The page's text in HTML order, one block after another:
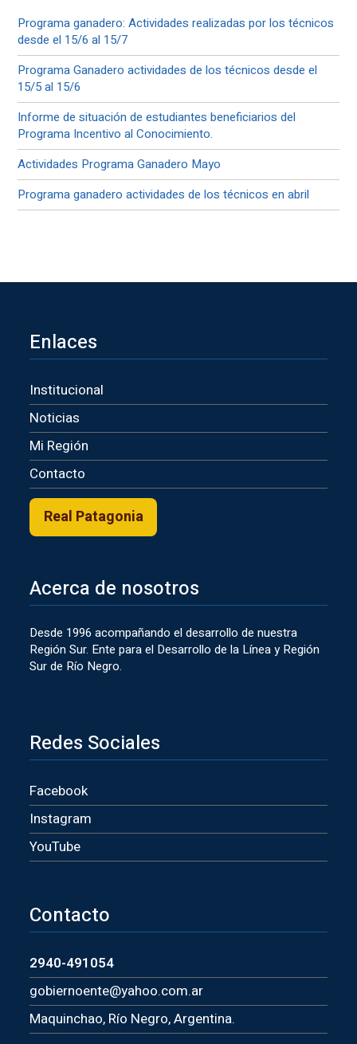
Programa ganadero: Actividades realizadas por los técnicos
desde el 15/6 al 15/7
Programa Ganadero actividades de los técnicos desde el
15/5 al 15/6
Informe de situación de estudiantes beneficiarios del
Programa Incentivo al Conocimiento.
Actividades Programa Ganadero Mayo
Programa ganadero actividades de los técnicos en abril
Enlaces
Institucional
Noticias
Mi Región
Contacto
Real Patagonia
Acerca de nosotros
Desde 1996 acompañando el desarrollo de nuestra
Región Sur. Ente para el Desarrollo de la Línea y Región
Sur de Río Negro.
Redes Sociales
Facebook
Instagram
YouTube
Contacto
2940-491054
gobiernoente@yahoo.com.ar
Maquinchao, Río Negro, Argentina.